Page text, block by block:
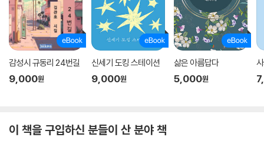
감성시 규동리 24번길
9,000원
신세기 도킹 스테이션
9,000원
삶은 아름답다
5,000원
이 책을 구입하신 분들이 산 분야 책